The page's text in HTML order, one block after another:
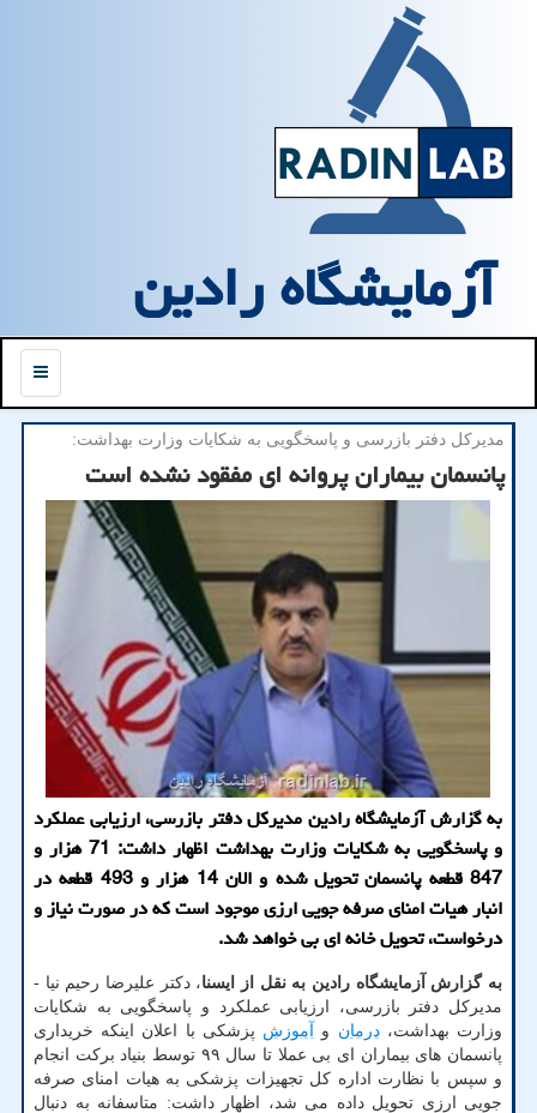
آزمایشگاه رادین
منو
مدیركل دفتر بازرسی و پاسخگویی به شكایات وزارت بهداشت:
پانسمان بیماران پروانه ای مفقود نشده است
به گزارش آزمایشگاه رادین مدیرکل دفتر بازرسی، ارزیابی عملکرد
و پاسخگویی به شکایات وزارت بهداشت اظهار داشت: 71 هزار و
847 قطعه پانسمان تحویل شده و الان 14 هزار و 493 قطعه در
انبار هیات امنای صرفه جویی ارزی موجود است که در صورت نیاز و
درخواست، تحویل خانه ای بی خواهد شد.
به گزارش آزمایشگاه رادین به نقل از ایسنا، دکتر علیرضا رحیم نیا -
مدیرکل دفتر بازرسی، ارزیابی عملکرد و پاسخگویی به شکایات
وزارت بهداشت،درمان و آموزش پزشکی با اعلان اینکه خریداری
پانسمان های بیماران ای بی عملا تا سال ۹۹ توسط بنیاد برکت انجام
و سپس با نظارت اداره کل تجهیزات پزشکی به هیات امنای صرفه
جویی ارزی تحویل داده می شد، اظهار داشت: متاسفانه به دنبال